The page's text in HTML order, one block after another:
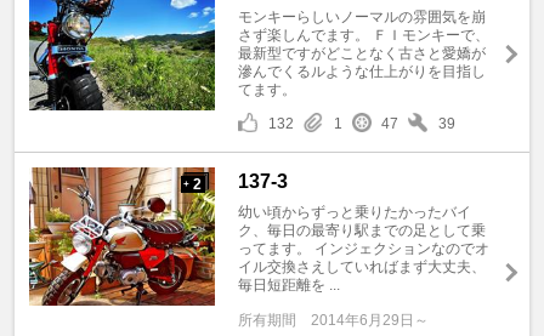
モンキーらしいノーマルの雰囲気を崩
さず楽しんでます。 ＦＩモンキーで、
最新型ですがどことなく古さと愛嬌が
滲んでくるルような仕上がりを目指し
てます。
132
1 47 39
+ 2 137-3
幼い頃からずっと乗りたかったバイ
ク、毎日の最寄り駅までの足として乗
ってます。 インジェクションなのでオ
イル交換さえしていればまず大丈夫、
毎日短距離を ...
所有期間 2014年6月29日～